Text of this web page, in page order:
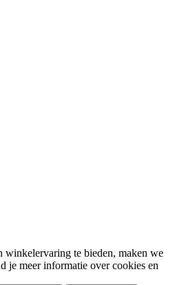
winkelervaring te bieden, maken we
je meer informatie over cookies en